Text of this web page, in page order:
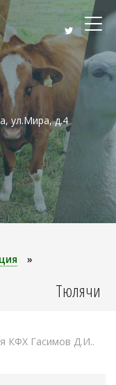
ул.Мира, д.4
»
Тюлячи
КФХ Гасимов Д.И..